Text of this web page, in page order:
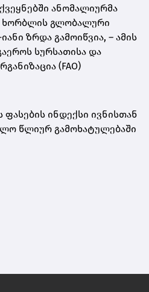
ანომალიურმა
ხორბლის გლობალური
ზრდა გამოიწვია, – ამის
სურსათისა და
(FAO)
ინდექსი ივნისთან
წლიურ გამოხატულებაში